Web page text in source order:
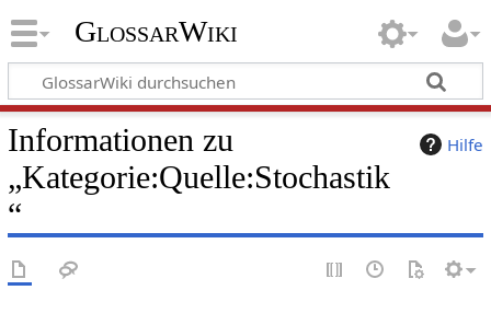
GlossarWiki
Hilfe
Informationen zu
„Kategorie:Quelle:Stochastik
“